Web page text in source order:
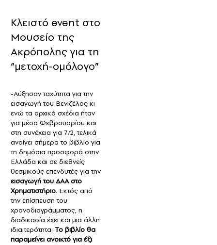
Κλειστό event στο
Μουσείο της
Ακρόπολης για τη
“μετοχή-ομόλογο”
-Αύξησαν ταχύτητα για την
εισαγωγή του Βενιζέλος κι
ενώ τα αρχικά σχέδια ήταν
για μέσα Φεβρουαρίου και
στη συνέχεια για 7/2, τελικά
ανοίγει σήμερα το βιβλίο για
τη δημόσια προσφορά στην
Ελλάδα και σε διεθνείς
θεσμικούς επενδυτές για την
εισαγωγή του ΔΑΑ στο
Χρηματιστήριο. Εκτός από
την επίσπευση του
χρονοδιαγράμματος, η
διαδικασία έχει και μια άλλη
ιδιαιτερότητα: Το βιβλίο θα
παραμείνει ανοικτό για έξι